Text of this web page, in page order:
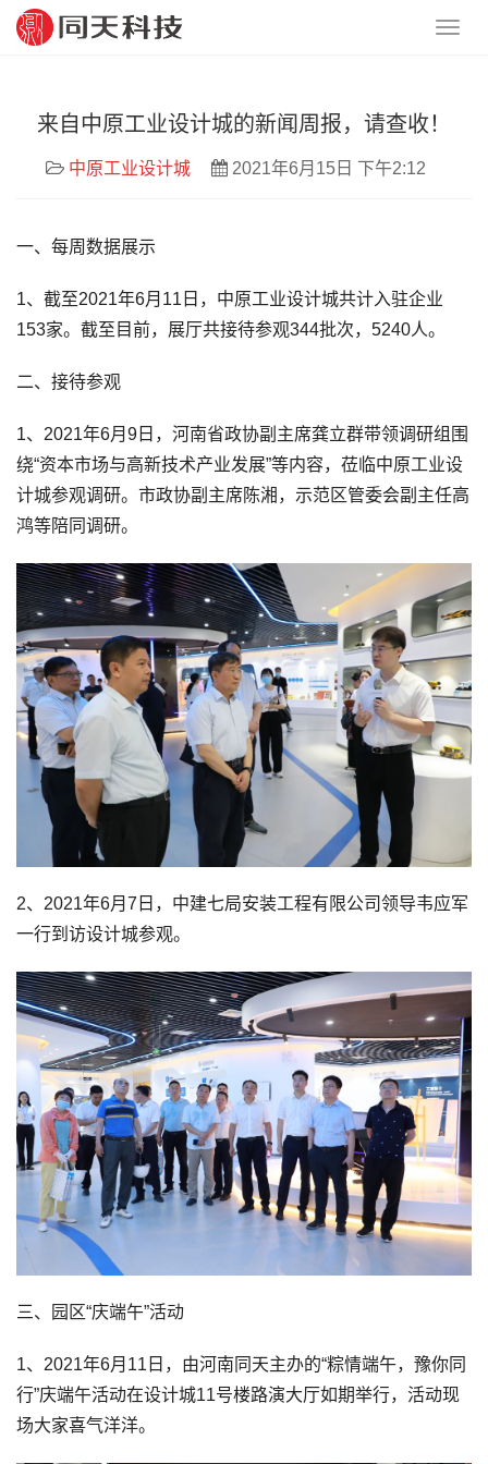
来自中原工业设计城的新闻周报，请查收！
中原工业设计城 2021年6月15日 下午2:12
一、每周数据展示
1、截至2021年6月11日，中原工业设计城共计入驻企业
153家。截至目前，展厅共接待参观344批次，5240人。
二、接待参观
1、2021年6月9日，河南省政协副主席龚立群带领调研组围
绕“资本市场与高新技术产业发展”等内容，莅临中原工业设
计城参观调研。市政协副主席陈湘，示范区管委会副主任高
鸿等陪同调研。
2、2021年6月7日，中建七局安装工程有限公司领导韦应军
一行到访设计城参观。
三、园区“庆端午”活动
1、2021年6月11日，由河南同天主办的“粽情端午，豫你同
行”庆端午活动在设计城11号楼路演大厅如期举行，活动现
场大家喜气洋洋。